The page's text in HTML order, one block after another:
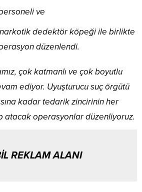
ve
dedektör köpeği ile birlikte
düzenlendi.
çok katmanlı ve çok boyutlu
ediyor. Uyuşturucu suç örgütü
kadar tedarik zincirinin her
atacak operasyonlar düzenliyoruz.
REKLAM ALANI